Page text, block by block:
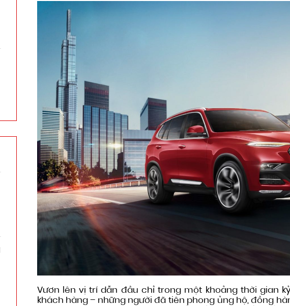
Vươn lên vị trí dẫn đầu chỉ trong một khoảng thời gian
khách hàng – những người đã tiên phong ủng hộ, đồng